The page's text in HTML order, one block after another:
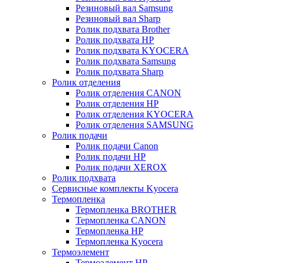
Резиновый вал Samsung
Резиновый вал Sharp
Ролик подхвата Brother
Ролик подхвата HP
Ролик подхвата KYOCERA
Ролик подхвата Samsung
Ролик подхвата Sharp
Ролик отделения
Ролик отделения CANON
Ролик отделения HP
Ролик отделения KYOCERA
Ролик отделения SAMSUNG
Ролик подачи
Ролик подачи Canon
Ролик подачи HP
Ролик подачи XEROX
Ролик подхвата
Сервисные комплекты Kyocera
Термопленка
Термопленка BROTHER
Термопленка CANON
Термопленка HP
Термопленка Kyocera
Термоэлемент